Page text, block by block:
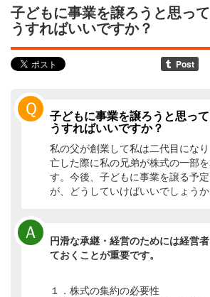
子どもに事業を譲ろうと思っ
うすればいいですか？
Ｑ
子どもに事業を譲ろうと思っ
うすればいいですか？
私の父が創業して私は二代目にな
亡した際に私の兄弟が株式の一部
す。今後、子どもに事業を譲る予
が、どうしていけばいいでしょうか
Ａ
円滑な承継・経営のためには経営
ておくことが重要です。
１．株式の集約の必要性